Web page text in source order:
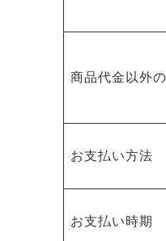
商品代金以外
お支払い方法
お支払い時期